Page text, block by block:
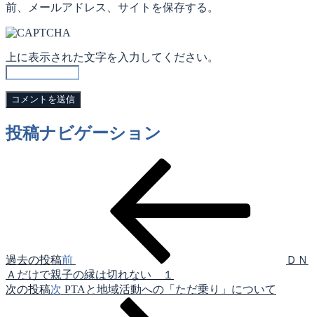
前、メールアドレス、サイトを保存する。
上に表示された文字を入力してください。
投稿ナビゲーション
過去の投稿前
ＤＮ
Ａだけで親子の縁は切れない １
次の投稿次 PTAと地域活動への「ただ乗り」について